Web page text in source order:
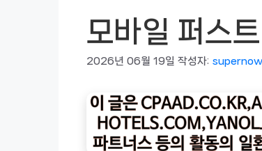
모바일 퍼스
2026년 06월 19일 작성자: